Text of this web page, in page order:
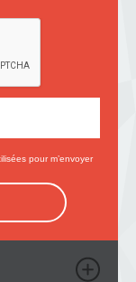
pour m’envoyer